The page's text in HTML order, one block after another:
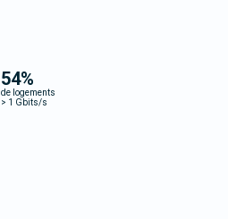
54%
de logements
> 1 Gbits/s